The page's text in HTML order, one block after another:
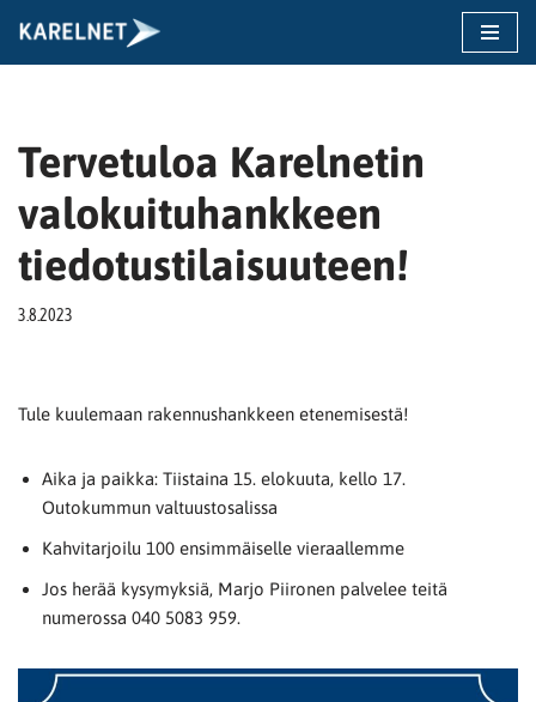
Siirry
Tervetuloa Karelnetin
valokuituhankkeen
tiedotustilaisuuteen!
3.8.2023
Tule kuulemaan rakennushankkeen etenemisestä!
Aika ja paikka: Tiistaina 15. elokuuta, kello 17.
Outokummun valtuustosalissa
Kahvitarjoilu 100 ensimmäiselle vieraallemme
Jos herää kysymyksiä, Marjo Piironen palvelee teitä
numerossa 040 5083 959.